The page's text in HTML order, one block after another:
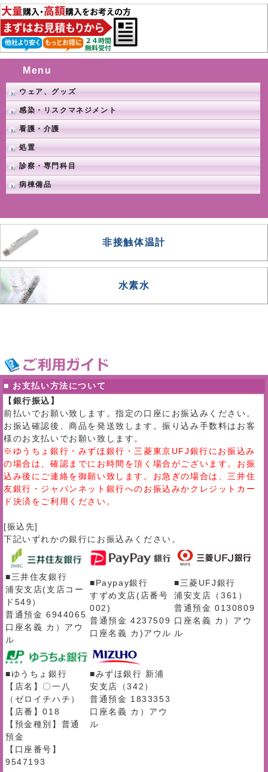
Menu
ウェア、グッズ
感染・リスクマネジメント
看護・介護
処置
診察・専門科目
病棟備品
非接触体温計
水素水
■ お支払い方法について
【銀行振込】
前払いでお願い致します。指定の口座にお振込みください。
お振込確認後、商品を発送致します。振り込み手数料はお客
様のお支払いでお願い致します。
※ゆうちょ銀行・みずほ銀行・三菱東京UFJ銀行にお振込み
の場合は、確認までにお時間を頂く場合がございます。お振
込み後にご連絡を御願い致します。お急ぎの場合は、三井住
友銀行・ジャパンネット銀行へのお振込みかクレジットカー
ド決済をご利用ください。
[振込先]
下記いずれかの銀行にお振込みください。
■三井住友銀行
浦安支店(支店コー
ド549）
普通預金 6944065
口座名義 カ）アウ
ル
■Paypay銀行
すずめ支店(店番号
002)
普通預金 4237509
口座名義 カ)アウル
■三菱UFJ銀行
浦安支店（361）
普通預金 0130809
口座名義 カ）アウ
ル
■ゆうちょ銀行
【店名】〇一八
（ゼロイチハチ）
【店番】018
【預金種別】普通
預金
【口座番号】
9547193
■みずほ銀行 新浦
安支店（342）
普通預金 1833353
口座名義 カ）アウ
ル